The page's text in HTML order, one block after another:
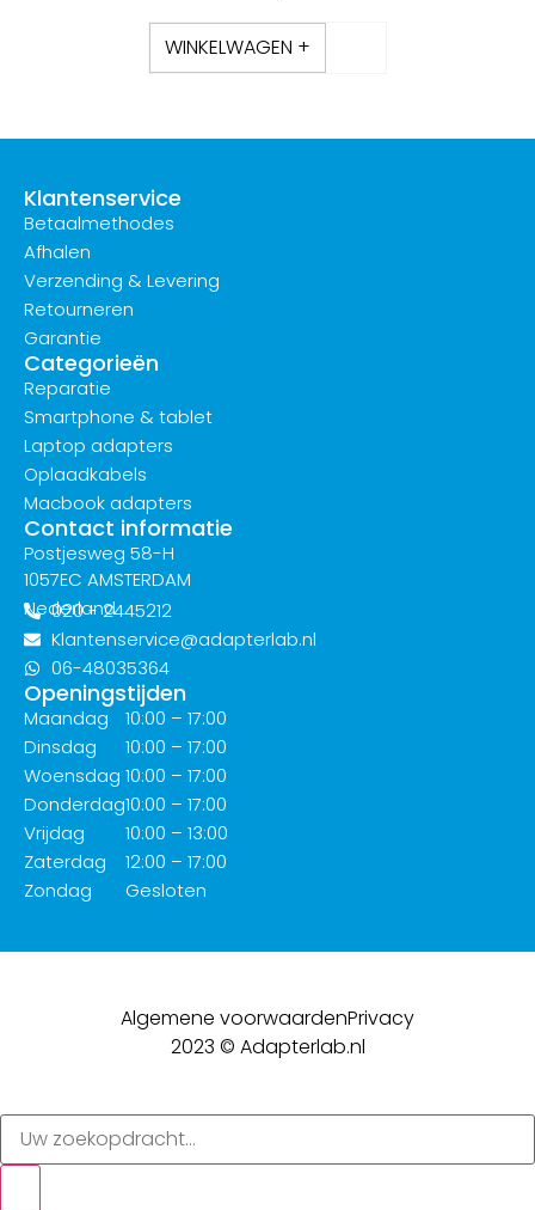
WINKELWAGEN +
Klantenservice
Betaalmethodes
Afhalen
Verzending & Levering
Retourneren
Garantie
Categorieën
Reparatie
Smartphone & tablet
Laptop adapters
Oplaadkabels
Macbook adapters
Contact informatie
Postjesweg 58-H
1057EC AMSTERDAM
Nederland
020 - 2445212
Klantenservice@adapterlab.nl
06-48035364
Openingstijden
Maandag
Dinsdag
Woensdag
Donderdag
Vrijdag
Zaterdag
Zondag
10:00 – 17:00
10:00 – 17:00
10:00 – 17:00
10:00 – 17:00
10:00 – 13:00
12:00 – 17:00
Gesloten
Algemene voorwaardenPrivacy
2023 © Adapterlab.nl